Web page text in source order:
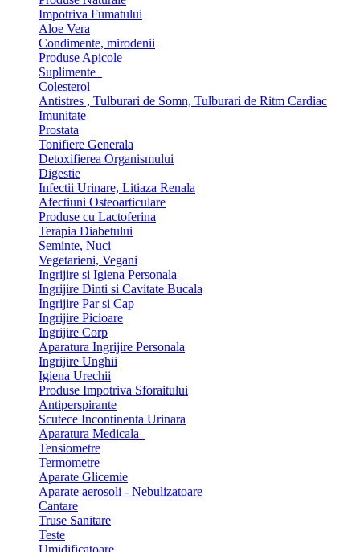
Impotriva Fumatului
Aloe Vera
Condimente, mirodenii
Produse Apicole
Suplimente
Colesterol
Antistres , Tulburari de Somn, Tulburari de Ritm Cardiac
Imunitate
Prostata
Tonifiere Generala
Detoxifierea Organismului
Digestie
Infectii Urinare, Litiaza Renala
Afectiuni Osteoarticulare
Produse cu Lactoferina
Terapia Diabetului
Seminte, Nuci
Vegetarieni, Vegani
Ingrijire si Igiena Personala
Ingrijire Dinti si Cavitate Bucala
Ingrijire Par si Cap
Ingrijire Picioare
Ingrijire Corp
Aparatura Ingrijire Personala
Ingrijire Unghii
Igiena Urechii
Produse Impotriva Sforaitului
Antiperspirante
Scutece Incontinenta Urinara
Aparatura Medicala
Tensiometre
Termometre
Aparate Glicemie
Aparate aerosoli - Nebulizatoare
Cantare
Truse Sanitare
Teste
Umidificatoare